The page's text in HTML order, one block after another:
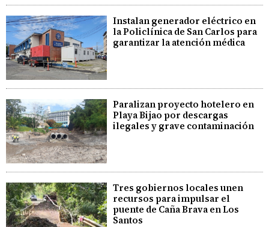
Instalan generador eléctrico en
la Policlínica de San Carlos para
garantizar la atención médica
Paralizan proyecto hotelero en
Playa Bijao por descargas
ilegales y grave contaminación
Tres gobiernos locales unen
recursos para impulsar el
puente de Caña Brava en Los
Santos